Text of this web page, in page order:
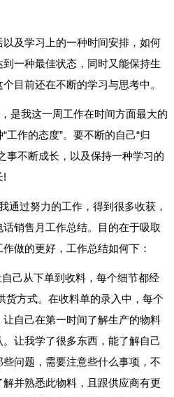
及学习上的一种时间安排，如何
一种最佳状态，同时又能保持生
目前还在不断的学习与思考中。
是我这一周工作在时间方面最大的
工作的态度”。要不断的自己“归
事不断成长，以及保持一种学习的
!
通过努力的工作，得到很多收获，
销售月工作总结。目的在于吸取
做的更好，工作总结如何下：
己从下单到收料，每个细节都经
货方式。在收料单的录入中，每个
自己在第一时间了解生产的物料
让我学了很多东西，能了解自己
问题，需要注意些什么事项，不
并熟悉此物料，且跟供应商有更